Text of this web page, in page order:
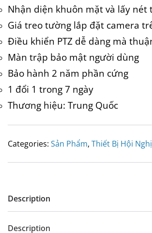
Nhận diện khuôn mặt và lấy nét
Giá treo tường lắp đặt camera
Điều khiển PTZ dễ dàng mà
Màn trập bảo mật người dùng
Bảo hành 2 năm phần cứng
1 đổi 1 trong 7 ngày
Thương hiệu: Trung Quốc
Categories: Sản Phẩm, Thiết Bị Hội
Description
Description